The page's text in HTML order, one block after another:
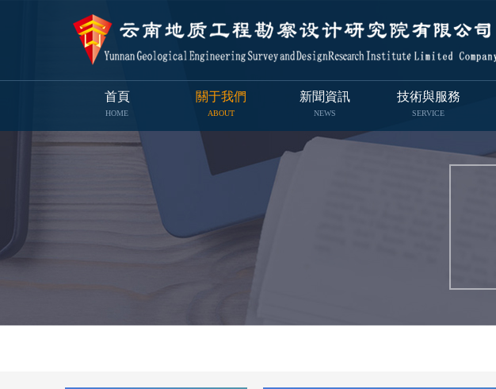
首頁
HOME
關于我們
ABOUT
新聞資訊
NEWS
技術與服務
SERVICE